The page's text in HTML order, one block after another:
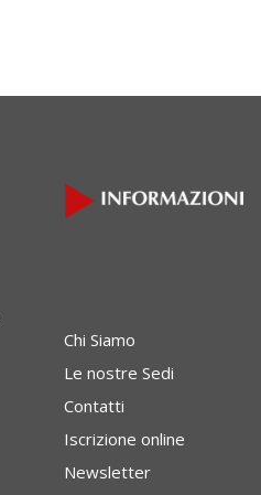
Chi Siamo
Le nostre Sedi
Contatti
Iscrizione online
Newsletter